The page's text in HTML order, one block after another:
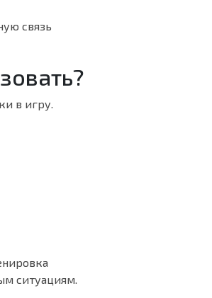
связь
в игру.
ситуациям.